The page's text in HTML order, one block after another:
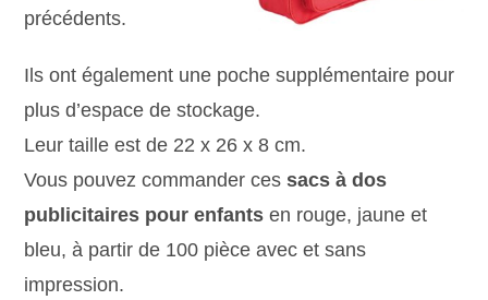
précédents.
Ils ont également une poche supplémentaire pour
plus d’espace de stockage.
Leur taille est de 22 x 26 x 8 cm.
Vous pouvez commander cessacs à dos
publicitaires pour enfants en rouge, jaune et
bleu, à partir de 100 pièce avec et sans
impression.